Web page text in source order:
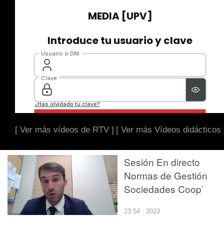
[ Ver más vídeos de RTV ] [ Ver más Vídeos didácticos
Sesión En directo
Normas de Gestión
Sociedades Coop`
23:54 · 2023